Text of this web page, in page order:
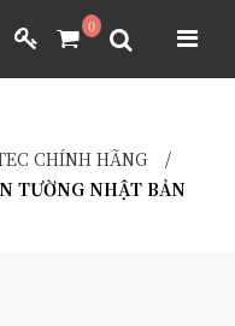
0
TƯỜNG NHẬT BẢN
NỘI THẤT
CHÍNH HÃNG
/
TƯỜNG NHẬT BẢN